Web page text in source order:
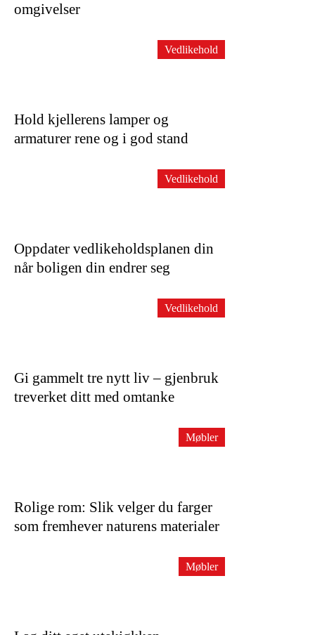
omgivelser
Hold kjellerens lamper og
armaturer rene og i god stand
Vedlikehold
Oppdater vedlikeholdsplanen din
når boligen din endrer seg
Vedlikehold
Gi gammelt tre nytt liv – gjenbruk
treverket ditt med omtanke
Vedlikehold
Rolige rom: Slik velger du farger
som fremhever naturens materialer
Møbler
Møbler